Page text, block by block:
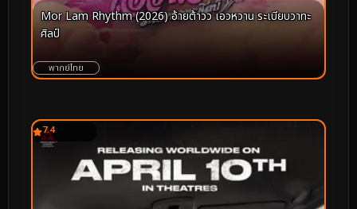
Mor Lam Rhythm (2026) อ้ายต้าวว เอวหวาน ระเบียบวาทะ
ศิลป์
พากย์ไทย
7.4